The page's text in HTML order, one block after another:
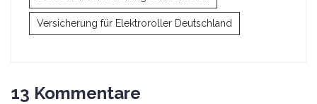
Versicherung für Elektroroller Deutschland
13 Kommentare